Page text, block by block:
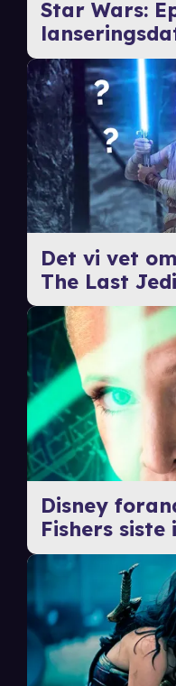
Star Wars:
Det vi vet
The Last
Disney
Fishers siste